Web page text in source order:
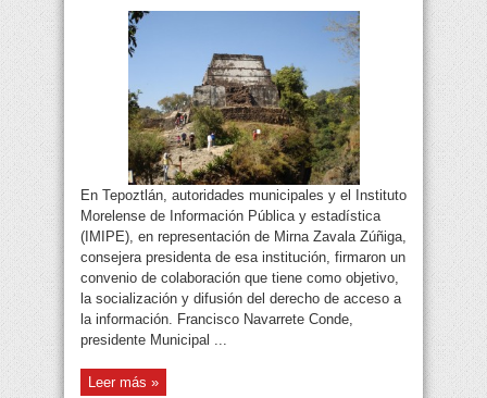
En Tepoztlán, autoridades municipales y el Instituto
Morelense de Información Pública y estadística
(IMIPE), en representación de Mirna Zavala Zúñiga,
consejera presidenta de esa institución, firmaron un
convenio de colaboración que tiene como objetivo,
la socialización y difusión del derecho de acceso a
la información. Francisco Navarrete Conde,
presidente Municipal ...
Leer más »